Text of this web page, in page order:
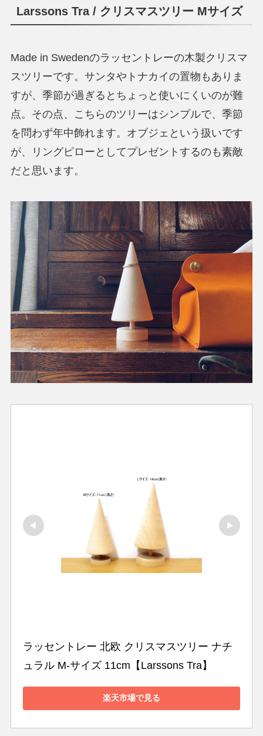
Larssons Tra / クリスマスツリー Mサイズ
Made in Swedenのラッセントレーの木製クリスマ
スツリーです。サンタやトナカイの置物もありま
すが、季節が過ぎるとちょっと使いにくいのが難
点。その点、こちらのツリーはシンプルで、季節
を問わず年中飾れます。オブジェという扱いです
が、リングピローとしてプレゼントするのも素敵
だと思います。
ラッセントレー 北欧 クリスマスツリー ナチ
ュラル M-サイズ 11cm【Larssons Tra】
楽天市場で見る